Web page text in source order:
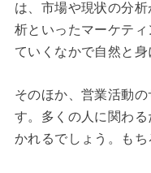
は、市場や現状の分
析といったマーケテ
ていくなかで自然と身
そのほか、営業活動
す。多くの人に関わ
かれるでしょう。もち